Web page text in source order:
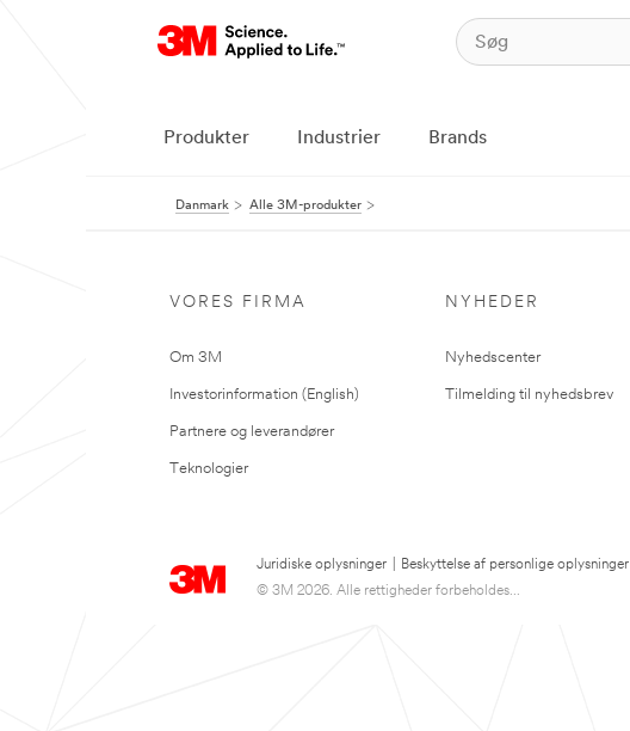
Produkter Industrier Brands
Danmark Alle 3M-produkter
VORES FIRMA
Om 3M
Investorinformation (English)
Partnere og leverandører
Teknologier
NYHEDER
Nyhedscenter
Tilmelding til nyhedsbrev
Juridiske oplysninger Beskyttelse af personlige oplysninger
© 3M 2026. Alle rettigheder forbeholdes...